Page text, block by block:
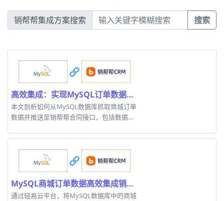
销帮帮集成方案搜索 搜索
高效集成：实现MySQL订单数据推送至销帮帮合同接口
本文剖析如何从MySQL数据库抓取商城订单
数据并推送至销帮帮合同接口，包括数据获
MySQL商城订单数据高效集成销帮帮合同接口的技术解析
通过轻易云平台，将MySQL数据库中的商城